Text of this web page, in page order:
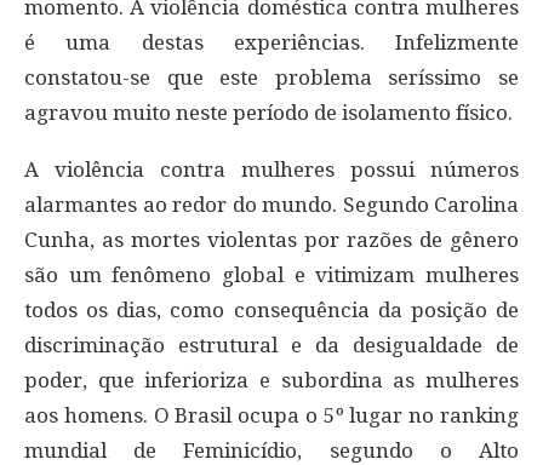
momento. A violência doméstica contra mulheres
é uma destas experiências. Infelizmente
constatou-se que este problema seríssimo se
agravou muito neste período de isolamento físico.
A violência contra mulheres possui números
alarmantes ao redor do mundo. Segundo Carolina
Cunha, as mortes violentas por razões de gênero
são um fenômeno global e vitimizam mulheres
todos os dias, como consequência da posição de
discriminação estrutural e da desigualdade de
poder, que inferioriza e subordina as mulheres
aos homens. O Brasil ocupa o 5º lugar no ranking
mundial de Feminicídio, segundo o Alto